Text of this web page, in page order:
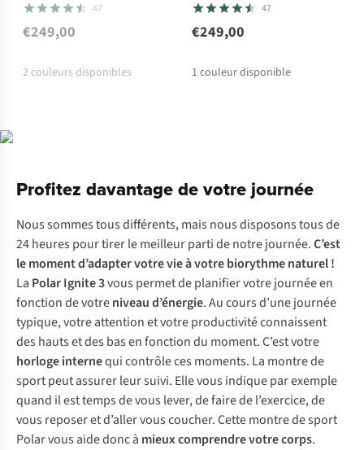
mais disponible
dans d'autres
47
€249,00
2 couleurs disponibles
47
€249,00
1 couleur disponible
Profitez davantage de votre journée
Nous sommes tous différents, mais nous disposons tous de
24 heures pour tirer le meilleur parti de notre journée.C’est
le moment d’adapter votre vie à votre biorythme naturel !
La Polar Ignite 3vous permet de planifier votre journée en
fonction de votreniveau d’énergie. Au cours d’une journée
typique, votre attention et votre productivité connaissent
des hauts et des bas en fonction du moment. C’est votre
horloge internequi contrôle ces moments. La montre de
sport peut assurer leur suivi. Elle vous indique par exemple
quand il est temps de vous lever, de faire de l’exercice, de
vous reposer et d’aller vous coucher. Cette montre de sport
Polar vous aide donc à mieux comprendre votre corps.